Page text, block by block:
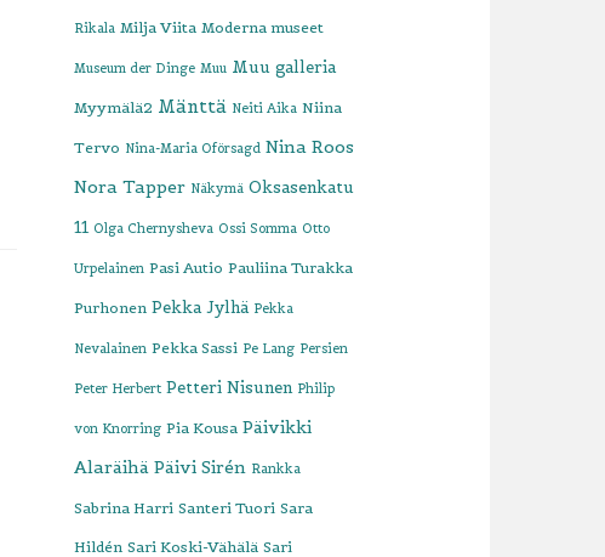
Rikala Milja Viita Moderna museet
Museum der Dinge Muu Muu galleria
Myymälä2 Mänttä Neiti Aika Niina
Tervo Nina-Maria Oförsagd Nina Roos
Nora Tapper Näkymä Oksasenkatu
11 Olga Chernysheva Ossi Somma Otto
Urpelainen Pasi Autio Pauliina Turakka
Purhonen Pekka Jylhä Pekka
Nevalainen Pekka Sassi Pe Lang Persien
Peter Herbert Petteri Nisunen Philip
von Knorring Pia Kousa Päivikki
Alaräihä Päivi Sirén Rankka
Sabrina Harri Santeri Tuori Sara
Hildén Sari Koski-Vähälä Sari